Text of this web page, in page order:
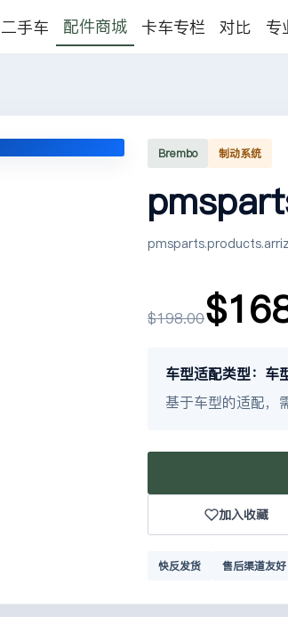
二手车 配件商城 卡车专栏 对比 专
Brembo 制动系统
$198.00
车型适配类型：车
基于车型的适配，
加入收藏
快反发货 售后渠道友好